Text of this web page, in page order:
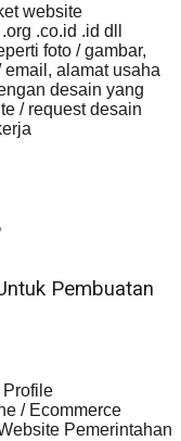
website
.co.id .id dll
foto / gambar,
alamat usaha
desain yang
/ request desain
Pembuatan
Profile
/ Ecommerce
Pemerintahan